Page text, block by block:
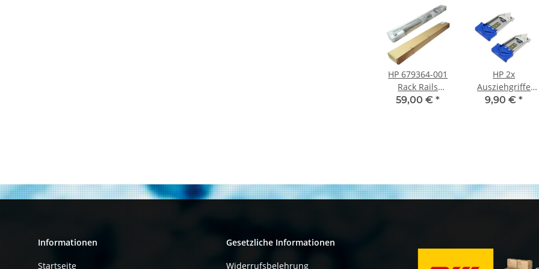
HP 679364-001
Rack Rails
Mounting Kit for
59,00 €*
HP 2x
Ausziehgriffe
für 737412-001
9,90 €*
Informationen
Startseite
Gesetzliche Informationen
Widerrufsbelehrung